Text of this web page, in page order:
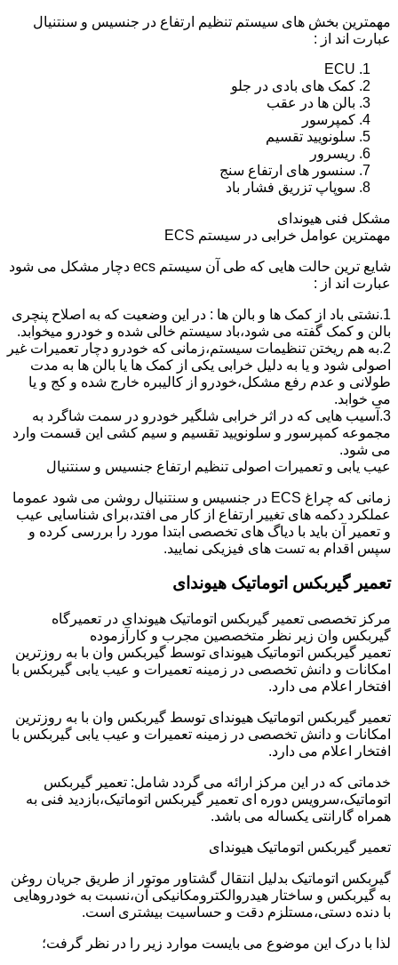
مهمترین بخش های سیستم تنظیم ارتفاع در جنسیس و سنتنیال
عبارت اند از :
ECU
کمک های بادی در جلو
بالن ها در عقب
کمپرسور
سلونویید تقسیم
ریسرور
سنسور های ارتفاع سنج
سوپاپ تزریق فشار باد
مشکل فنی هیوندای
مهمترین عوامل خرابی در سیستم ECS
شایع ترین حالت هایی که طی آن سیستم ecs دچار مشکل می شود
عبارت اند از :
1.نشتی باد از کمک ها و بالن ها : در این وضعیت که به اصلاح پنچری
بالن و کمک گفته می شود،باد سیستم خالی شده و خودرو میخوابد.
2.به هم ریختن تنظیمات سیستم،زمانی که خودرو دچار تعمیرات غیر
اصولی شود و یا به دلیل خرابی یکی از کمک ها یا بالن ها به مدت
طولانی و عدم رفع مشکل،خودرو از کالیبره خارج شده و کج و یا
می خوابد.
3.آسیب هایی که در اثر خرابی شلگیر خودرو در سمت شاگرد به
مجموعه کمپرسور و سلونویید تقسیم و سیم کشی این قسمت وارد
می شود.
عیب یابی و تعمیرات اصولی تنظیم ارتفاع جنسیس و سنتنیال
زمانی که چراغ ECS در جنسیس و سنتنیال روشن می شود عموما
عملکرد دکمه های تغییر ارتفاع از کار می افتد،برای شناسایی عیب
و تعمیر آن باید با دیاگ های تخصصی ابتدا مورد را بررسی کرده و
سپس اقدام به تست های فیزیکی نمایید.
تعمیر گیربکس اتوماتیک هیوندای
مرکز تخصصی تعمیر گیربکس اتوماتیک هیوندای در تعمیرگاه
گیربکس وان زیر نظر متخصصین مجرب و کارآزموده
تعمیر گیربکس اتوماتیک هیوندای توسط گیربکس وان با به روزترین
امکانات و دانش تخصصی در زمینه تعمیرات و عیب یابی گیربکس با
افتخار اعلام می دارد.
تعمیر گیربکس اتوماتیک هیوندای توسط گیربکس وان با به روزترین
امکانات و دانش تخصصی در زمینه تعمیرات و عیب یابی گیربکس با
افتخار اعلام می دارد.
خدماتی که در این مرکز ارائه می گردد شامل: تعمیر گیربکس
اتوماتیک،سرویس دوره ای تعمیر گیربکس اتوماتیک،بازدید فنی به
همراه گارانتی یکساله می باشد.
تعمیر گیربکس اتوماتیک هیوندای
گیربکس اتوماتیک بدلیل انتقال گشتاور موتور از طریق جریان روغن
به گیربکس و ساختار هیدروالکترومکانیکی آن،نسبت به خودروهایی
با دنده دستی،مستلزم دقت و حساسیت بیشتری است.
لذا با درک این موضوع می بایست موارد زیر را در نظر گرفت؛